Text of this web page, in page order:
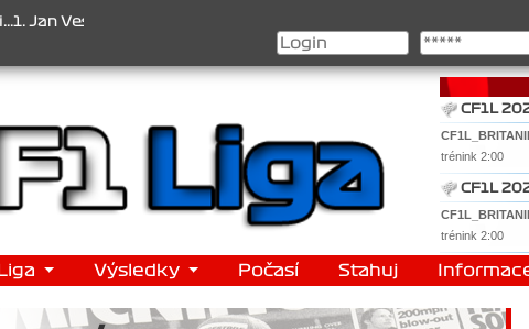
Veselý , 2. Jan Nováček , 3. Jakub Chmelík , Pohár
CF1L
trénink 2:00
CF1L
trénink 2:00
Liga Výsledky Počasí Stahuj